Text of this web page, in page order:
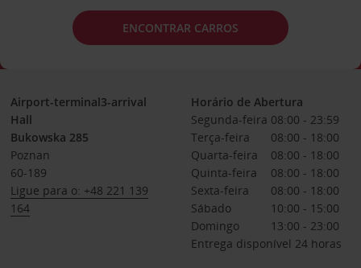
ENCONTRAR CARROS
Airport-terminal3-arrival
Hall
Bukowska 285
Poznan
60-189
Ligue para o: +48 221 139
164
Horário de Abertura
Segunda-feira 08:00 - 23:59
Terça-feira
08:00 - 18:00
Quarta-feira
08:00 - 18:00
Quinta-feira
08:00 - 18:00
Sexta-feira
08:00 - 18:00
Sábado
10:00 - 15:00
Domingo
13:00 - 23:00
Entrega disponível 24 horas